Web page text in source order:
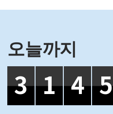
오늘까지
3 1 4 5